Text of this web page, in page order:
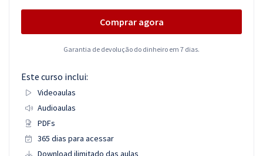
Comprar agora
Garantia de devolução do dinheiro em 7 dias.
Este curso inclui:
Videoaulas
Audioaulas
PDFs
365 dias para acessar
Download ilimitado das aulas